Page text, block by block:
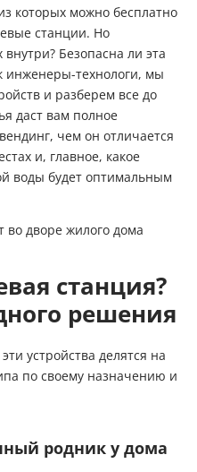
которых можно бесплатно
станции. Но
Безопасна ли эта
инженеры-технологи, мы
и разберем все до
даст вам полное
чем он отличается
и, главное, какое
воды будет оптимальным
станция?
решения
устройства делятся на
по своему назначению и
родник у дома